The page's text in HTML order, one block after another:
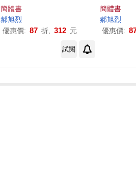
簡體書
郝旭烈
優惠價: 87 折, 312 元
簡體書
郝旭烈
優惠價:
試閱